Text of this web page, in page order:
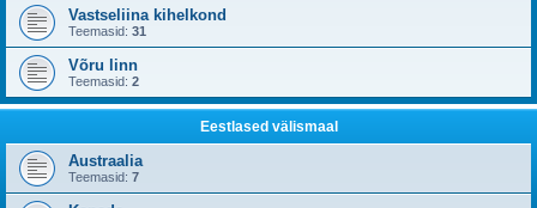
Vastseliina kihelkond
Teemasid: 31
Võru linn
Teemasid: 2
Eestlased välismaal
Austraalia
Teemasid: 7